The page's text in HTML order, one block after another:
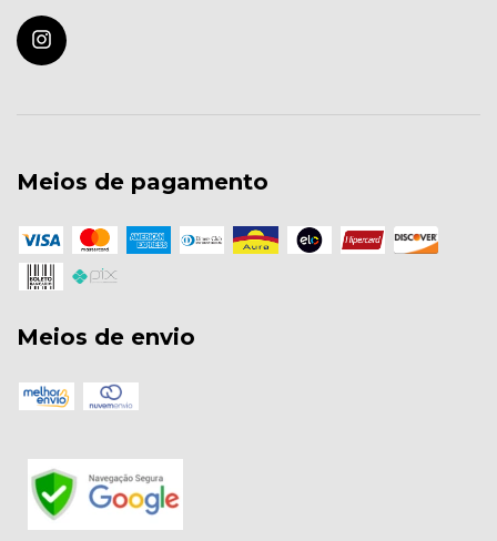
Meios de pagamento
Meios de envio